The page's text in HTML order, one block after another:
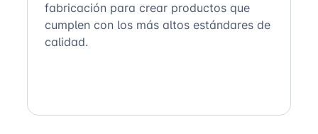
fabricación para crear productos que
cumplen con los más altos estándares de
calidad.